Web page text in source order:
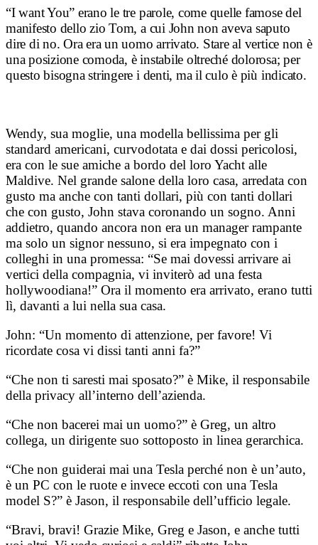
“I want You” erano le tre parole, come quelle famose del
manifesto dello zio Tom, a cui John non aveva saputo
dire di no. Ora era un uomo arrivato. Stare al vertice non è
una posizione comoda, è instabile oltreché dolorosa; per
questo bisogna stringere i denti, ma il culo è più indicato.
Wendy, sua moglie, una modella bellissima per gli
standard americani, curvodotata e dai dossi pericolosi,
era con le sue amiche a bordo del loro Yacht alle
Maldive. Nel grande salone della loro casa, arredata con
gusto ma anche con tanti dollari, più con tanti dollari
che con gusto, John stava coronando un sogno. Anni
addietro, quando ancora non era un manager rampante
ma solo un signor nessuno, si era impegnato con i
colleghi in una promessa: “Se mai dovessi arrivare ai
vertici della compagnia, vi inviterò ad una festa
hollywoodiana!” Ora il momento era arrivato, erano tutti
lì, davanti a lui nella sua casa.
John: “Un momento di attenzione, per favore! Vi
ricordate cosa vi dissi tanti anni fa?”
“Che non ti saresti mai sposato?” è Mike, il responsabile
della privacy all’interno dell’azienda.
“Che non bacerei mai un uomo?” è Greg, un altro
collega, un dirigente suo sottoposto in linea gerarchica.
“Che non guiderai mai una Tesla perché non è un’auto,
è un PC con le ruote e invece eccoti con una Tesla
model S?” è Jason, il responsabile dell’ufficio legale.
“Bravi, bravi! Grazie Mike, Greg e Jason, e anche tutti